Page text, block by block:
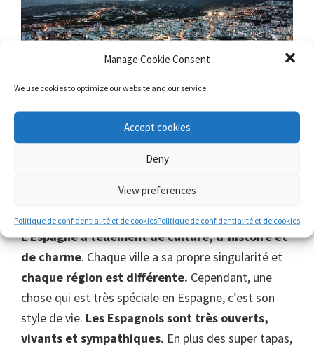
Manage Cookie Consent
We use cookies to optimize our website and our service.
Accept cookies
Deny
View preferences
Politique de confidentialité et de cookiesPolitique de confidentialité et de cookies
Une autre destination de laMéditerranée
vous devriez visiter une fois dans votre vie.
L’Espagne a tellement de culture, d’histoire et
de charme. Chaque ville a sa propre singularité et
chaque région est différente. Cependant, une
chose qui est très spéciale en Espagne, c’est son
style de vie. Les Espagnols sont très ouverts,
vivants et sympathiques. En plus des super tapas,